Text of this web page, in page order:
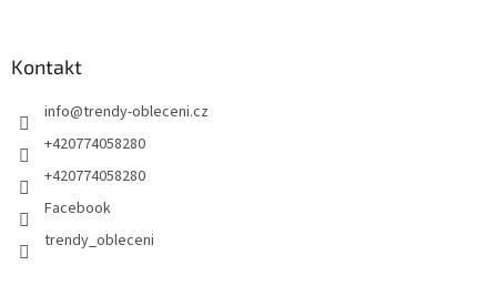
Kontakt
info@trendy-obleceni.cz
+420774058280
+420774058280
Facebook
trendy_obleceni